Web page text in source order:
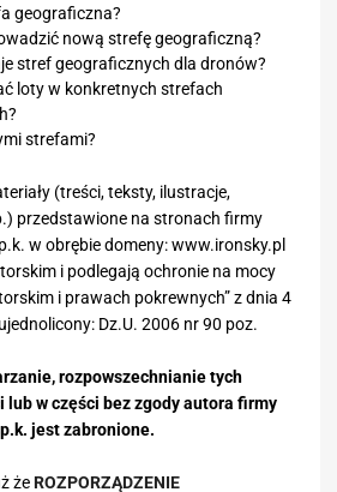
geograficzna?
nową strefę geograficzną?
stref geograficznych dla dronów?
loty w konkretnych strefach
strefami?
(treści, teksty, ilustracje,
przedstawione na stronach firmy
w obrębie domeny: www.ironsky.pl
i podlegają ochronie na mocy
i prawach pokrewnych” z dnia 4
Dz.U. 2006 nr 90 poz.
rozpowszechnianie tych
lub w części bez zgody autora firmy
jest zabronione.
żeROZPORZĄDZENIE